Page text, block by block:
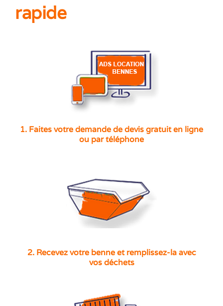
rapide
1. Faites votre demande de devis gratuit en ligne
ou par téléphone
2. Recevez votre benne et remplissez-la avec
vos déchets